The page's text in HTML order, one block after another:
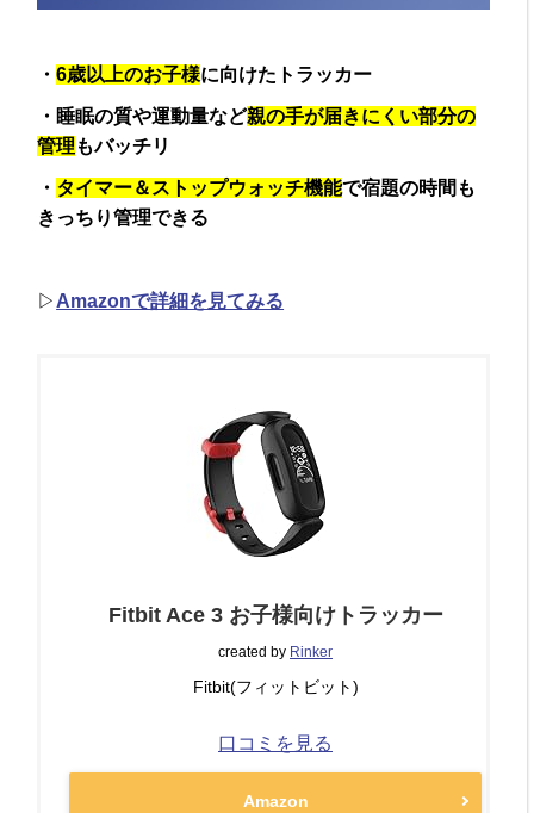
・6歳以上のお子様に向けたトラッカー
・睡眠の質や運動量など親の手が届きにくい部分の
管理 もバッチリ
・ タイマー＆ストップウォッチ機能で宿題の時間も
きっちり管理できる
▷ Amazonで詳細を見てみる
Fitbit Ace 3 お子様向けトラッカー
created by Rinker
Fitbit(フィットビット)
口コミを見る
Amazon